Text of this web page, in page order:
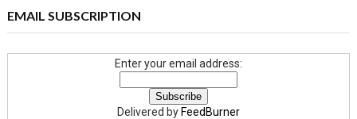
EMAIL SUBSCRIPTION
Enter your email address:
Delivered byFeedBurner